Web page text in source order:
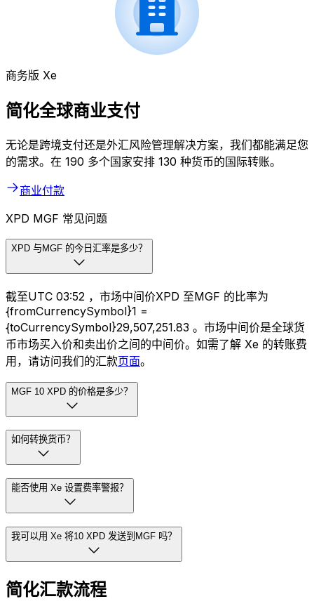
商务版 Xe
简化全球商业支付
无论是跨境支付还是外汇风险管理解决方案，我们都能满足您
的需求。在 190 多个国家安排 130 种货币的国际转账。
商业付款
XPD MGF 常见问题
XPD 与MGF 的今日汇率是多少？
截至UTC 03:52 ，市场中间价XPD 至MGF 的比率为
{fromCurrencySymbol}1 =
{toCurrencySymbol}29,507,251.83 。市场中间价是全球货
币市场买入价和卖出价之间的中间价。如需了解 Xe 的转账费
用，请访问我们的汇款页面。
MGF 10 XPD 的价格是多少？
如何转换货币？
能否使用 Xe 设置费率警报？
我可以用 Xe 将10 XPD 发送到MGF 吗？
简化汇款流程